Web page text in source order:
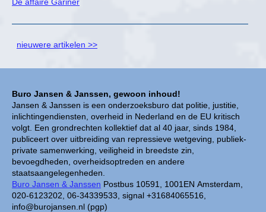
Buro Jansen & Janssen, gewoon inhoud!
Jansen & Janssen is een onderzoeksburo dat politie, justitie,
inlichtingendiensten, overheid in Nederland en de EU kritisch
volgt. Een grondrechten kollektief dat al 40 jaar, sinds 1984,
publiceert over uitbreiding van repressieve wetgeving, publiek-
private samenwerking, veiligheid in breedste zin,
bevoegdheden, overheidsoptreden en andere
staatsaangelegenheden.
Buro Jansen & Janssen Postbus 10591, 1001EN Amsterdam,
020-6123202, 06-34339533, signal +31684065516,
info@burojansen.nl (pgp)
nieuwere artikelen >>